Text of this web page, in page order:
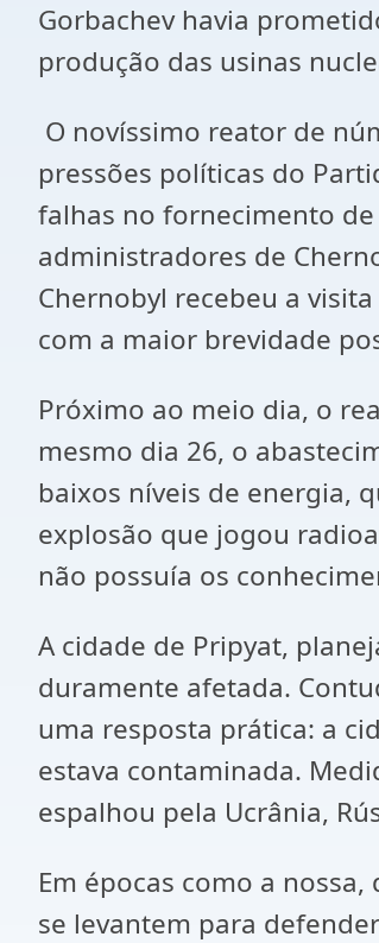
Gorbachev havia
produção das usinas
O novíssimo reator de
pressões políticas do
falhas no fornecimento
administradores de
Chernobyl recebeu a
com a maior brevidade
Próximo ao meio dia, o
mesmo dia 26, o
baixos níveis de energia,
explosão que jogou
não possuía os
A cidade de Pripyat,
duramente afetada.
uma resposta prática: a
estava contaminada.
espalhou pela Ucrânia,
Em épocas como a
se levantem para